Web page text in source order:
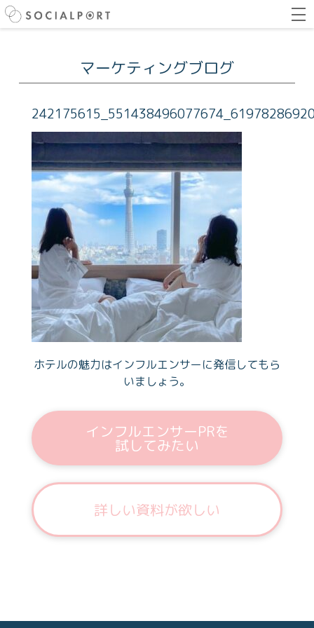
マーケティングブログ
ホテルの魅力はインフルエンサーに発信してもら
いましょう。
インフルエンサーPRを
試してみたい
詳しい資料が欲しい